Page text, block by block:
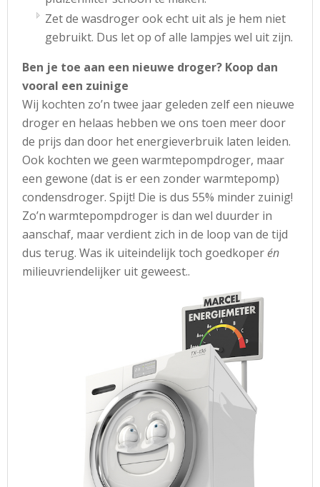
Zet de wasdroger ook echt uit als je hem niet
gebruikt. Dus let op of alle lampjes wel uit zijn.
Ben je toe aan een nieuwe droger? Koop dan
vooral een zuinige
Wij kochten zo’n twee jaar geleden zelf een nieuwe
droger en helaas hebben we ons toen meer door
de prijs dan door het energieverbruik laten leiden.
Ook kochten we geen warmtepompdroger, maar
een gewone (dat is er een zonder warmtepomp)
condensdroger. Spijt! Die is dus 55% minder zuinig!
Zo’n warmtepompdroger is dan wel duurder in
aanschaf, maar verdient zich in de loop van de tijd
dus terug. Was ik uiteindelijk toch goedkoperén
milieuvriendelijker uit geweest..